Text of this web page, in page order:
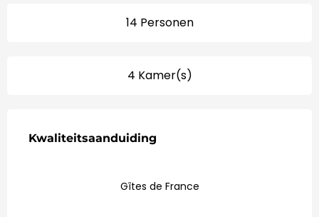
14 Personen
4 Kamer(s)
Kwaliteitsaanduiding
Kwaliteitsaanduiding
Gîtes de France